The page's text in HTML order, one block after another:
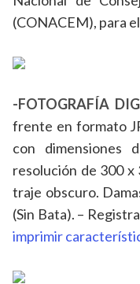
(CONACEM), para
-FOTOGRAFÍA
frente en formato
con
resolución de 300 x
traje obscuro.
(Sin Bata). –
imprimir